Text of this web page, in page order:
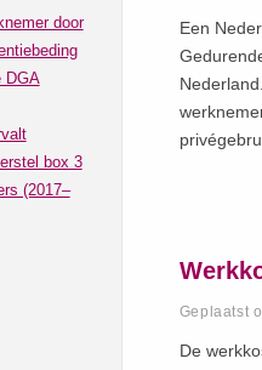
door
DGA
box 3
(2017–
Een
Geplaatst
De